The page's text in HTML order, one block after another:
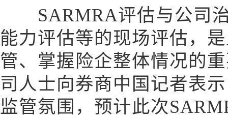
SARMRA评估与公司治
能力评估等的现场评估，
管、掌握险企整体情况的
司人士向券商中国记者表
监管氛围，预计此次